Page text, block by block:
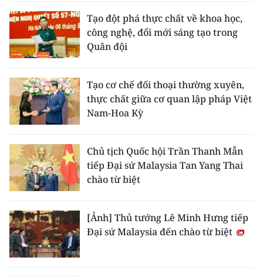
Tạo đột phá thực chất về khoa học,
công nghệ, đổi mới sáng tạo trong
Quân đội
Tạo cơ chế đối thoại thường xuyên,
thực chất giữa cơ quan lập pháp Việt
Nam-Hoa Kỳ
Chủ tịch Quốc hội Trần Thanh Mẫn
tiếp Đại sứ Malaysia Tan Yang Thai
chào từ biệt
[Ảnh] Thủ tướng Lê Minh Hưng tiếp
Đại sứ Malaysia đến chào từ biệt